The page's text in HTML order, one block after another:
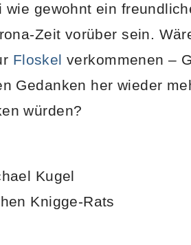
gewohnt ein
Zeit vorüber sein.
Floskel verkommenen –
Gedanken her wieder
würden?
Kugel
Knigge-Rats